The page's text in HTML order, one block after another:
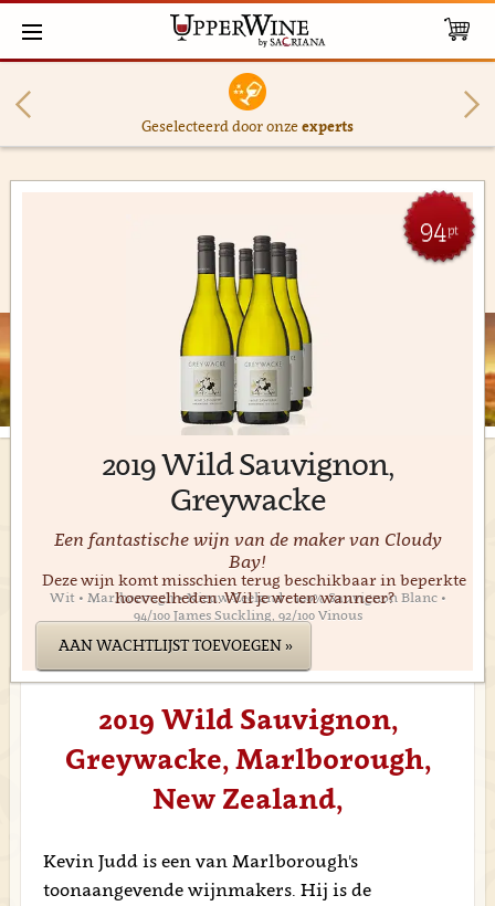
Geselecteerd door onzeexperts
2019 Wild Sauvignon,
Greywacke
94pt
Een fantastische wijn van de maker van Cloudy
Bay!
Wit • Marlborough • Nieuw-Zeeland • 100% Sauvignon Blanc •
94/100 James Suckling, 92/100 Vinous
Deze wijn komt misschien terug beschikbaar in beperkte
hoeveelheden. Wil je weten wanneer?
AAN WACHTLIJST TOEVOEGEN »
2019 Wild Sauvignon,
Greywacke, Marlborough,
New Zealand,
Kevin Judd is een van Marlborough's
toonaangevende wijnmakers. Hij is de